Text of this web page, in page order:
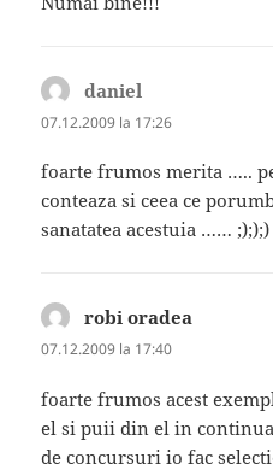
daniel
07.12.2009 la 17:26
foarte frumos merita …..
conteaza si ceea ce
sanatatea acestuia …… ;););)
robi oradea
07.12.2009 la 17:40
foarte frumos acest
el si puii din el in
de concursuri io fac